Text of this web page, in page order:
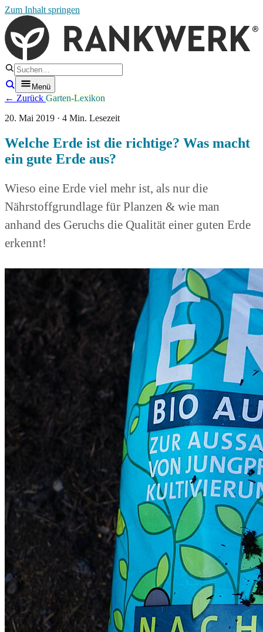
Zum Inhalt springen
Menü
← Zurück Garten-Lexikon
20. Mai 2019 · 4 Min. Lesezeit
Welche Erde ist die richtige? Was macht
ein gute Erde aus?
Wieso eine Erde viel mehr ist, als nur die
Nährstoffgrundlage für Planzen & wie man
anhand des Geruchs die Qualität einer guten Erde
erkennt!